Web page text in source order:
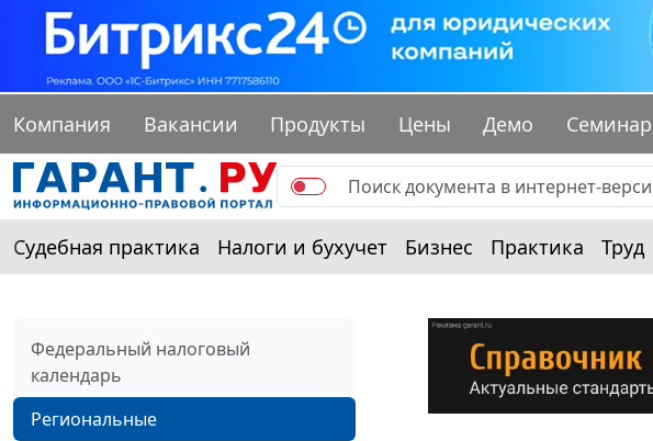
Компания Вакансии Продукты Цены Демо
Судебная практика Налоги и бухучет Бизнес Практика Труд
Федеральный налоговый
календарь
Региональные